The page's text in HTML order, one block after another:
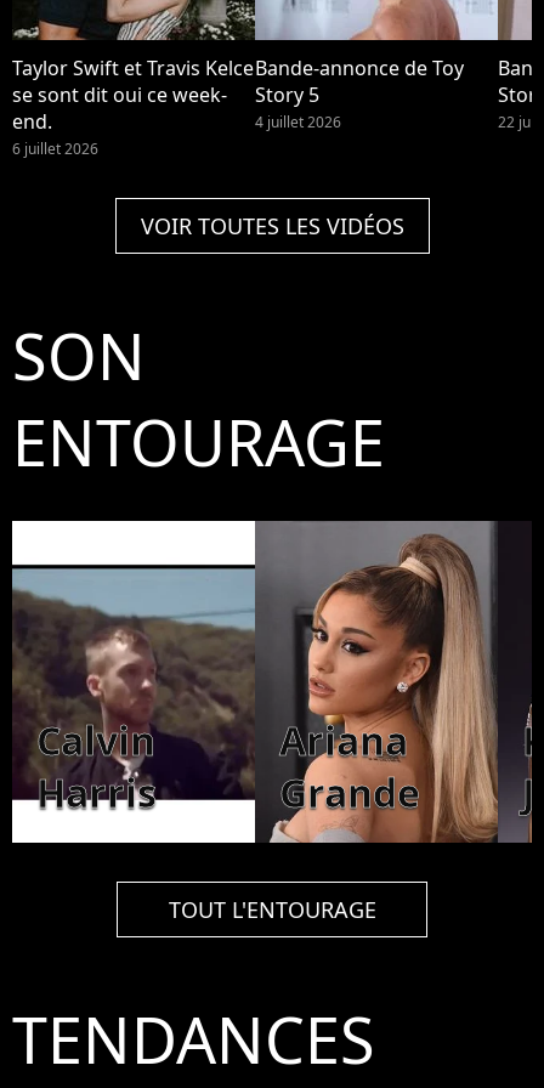
Taylor Swift et Travis Kelce
se sont dit oui ce week-
end.
6 juillet 2026
Bande-annonce de Toy
Story 5
4 juillet 2026 22
VOIR TOUTES LES VIDÉOS
SON
ENTOURAGE
Calvin
Harris
Ariana
Grande
TOUT L'ENTOURAGE
TENDANCES